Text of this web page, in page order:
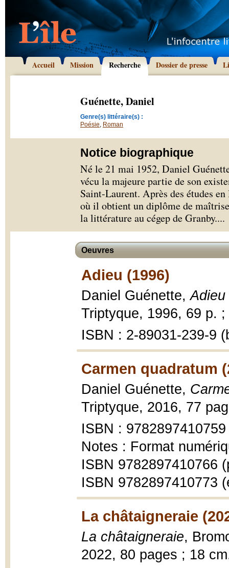
Accueil Mission Recherche Dossier de presse
Guénette, Daniel
Genre(s) littéraire(s) :
Poésie, Roman
Notice biographique
Né le 21 mai 1952, Daniel
vécu la majeure partie de son
Saint-Laurent. Après des études
où il obtient un diplôme de
la littérature au cégep de Granby....
Oeuvres
Adieu (1996)
Daniel Guénette,
Triptyque, 1996, 69 p.
ISBN : 2-89031-239-9
Carmen quadratum
Daniel Guénette,
Triptyque, 2016, 77
ISBN : 9782897410759
Notes : Format
ISBN 9782897410766
ISBN 9782897410773
La châtaigneraie
La châtaigneraie,
2022, 80 pages ; 18